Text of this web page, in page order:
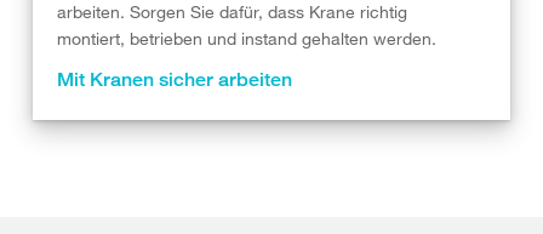
arbeiten. Sorgen Sie dafür, dass Krane richtig
montiert, betrieben und instand gehalten werden.
Mit Kranen sicher arbeiten